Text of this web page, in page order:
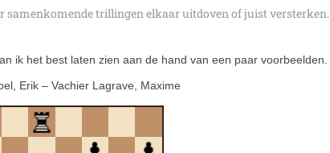
samenkomende trillingen elkaar uitdoven of juist versterken.
ik het best laten zien aan de hand van een paar voorbeelden.
Erik – Vachier Lagrave, Maxime